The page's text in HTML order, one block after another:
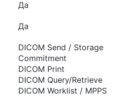
Да
Да
DICOM Send / Storage
Commitment
DICOM Print
DICOM Query/Retrieve
DICOM Worklist / MPPS